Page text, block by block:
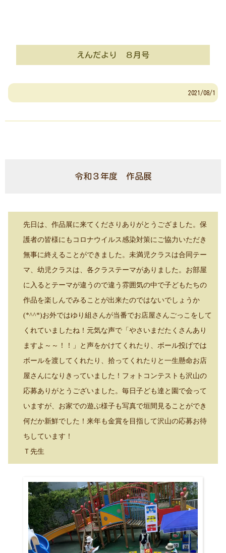
えんだより ８月号
2021/08/1
令和３年度 作品展
先日は、作品展に来てくださりありがとうござました。保
護者の皆様にもコロナウイルス感染対策にご協力いただき
無事に終えることができました。未満児クラスは合同テー
マ、幼児クラスは、各クラステーマがありました。お部屋
に入るとテーマが違うので違う雰囲気の中で子どもたちの
作品を楽しんでみることが出来たのではないでしょうか
(*^^*)お外ではゆり組さんが当番でお店屋さんごっこをして
くれていましたね！元気な声で「やさいまだたくさんあり
ますよ～～！！」と声をかけてくれたり、ボール投げでは
ボールを渡してくれたり、拾ってくれたりと一生懸命お店
屋さんになりきっていました！フォトコンテストも沢山の
応募ありがとうございました。毎日子ども達と園で会って
いますが、お家での遊ぶ様子も写真で垣間見ることができ
何だか新鮮でした！来年も金賞を目指して沢山の応募お待
ちしています！
Ｔ先生